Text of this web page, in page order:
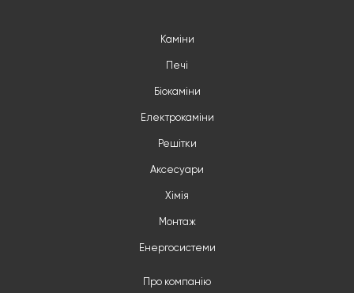
Каміни
Печі
Біокаміни
Електрокаміни
Решітки
Аксесуари
Хімія
Монтаж
Енергосистеми
Про компанію